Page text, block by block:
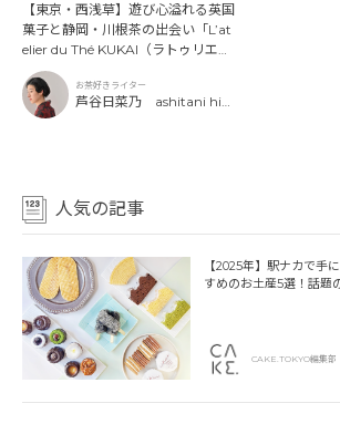
【東京・西浅草】遊び心溢れる英国
菓子と静岡・川根茶の出会い「L’at
elier du Thé KUKAI（ラトゥリエ・
ド・テ・クウカイ）」
お茶好きライター
芦谷日菜乃 ashitani hin
人気の記事
【2025年】駅ナカで手
すめのお土産5選！話題
CAKE.TOKYO編集部